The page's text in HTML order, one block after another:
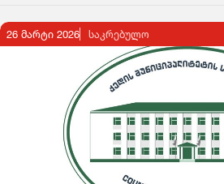
26 მარტი 2026 ᲡᲐᲙᲠᲔᲑᲣᲚᲝ